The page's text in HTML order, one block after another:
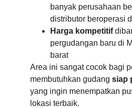
banyak perusahaan
distributor beroperasi
Harga kompetitif
pergudangan baru di
barat
Area ini sangat cocok bagi
membutuhkan gudang siap
yang ingin menempatkan
lokasi terbaik.